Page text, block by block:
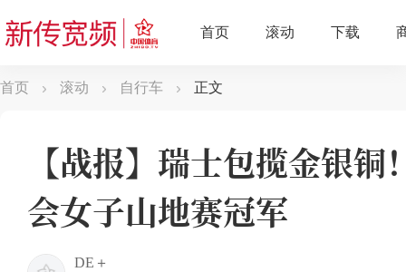
首页 滚动 自行车 正文
【战报】瑞士包揽金银
会女子山地赛冠军
DE＋